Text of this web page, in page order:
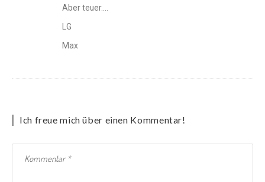
Aber teuer….
LG
Max
Ich freue mich über einen Kommentar!